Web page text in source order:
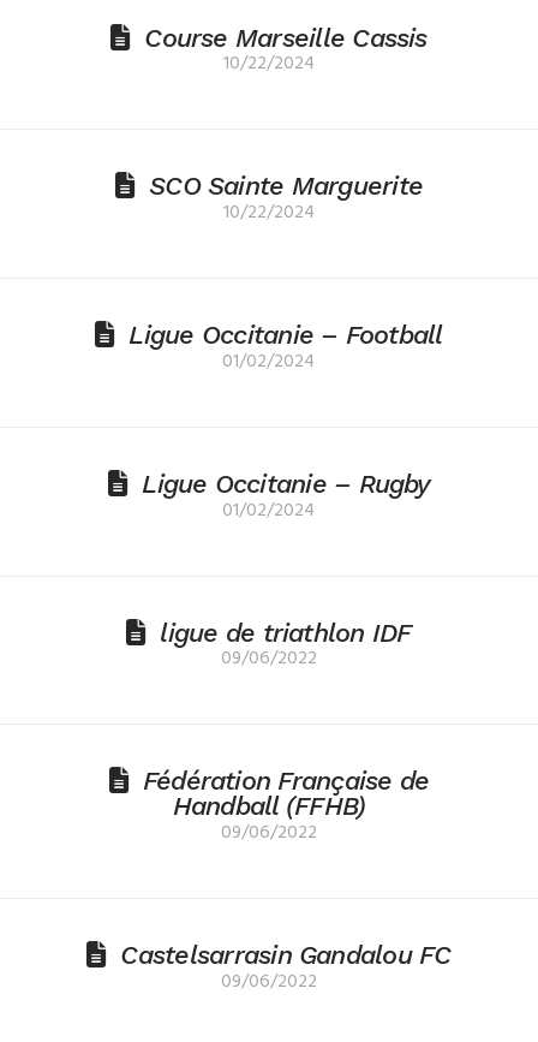
Course Marseille Cassis
10/22/2024
SCO Sainte Marguerite
10/22/2024
Ligue Occitanie – Football
01/02/2024
Ligue Occitanie – Rugby
01/02/2024
ligue de triathlon IDF
09/06/2022
Fédération Française de
Handball (FFHB)
09/06/2022
Castelsarrasin Gandalou FC
09/06/2022